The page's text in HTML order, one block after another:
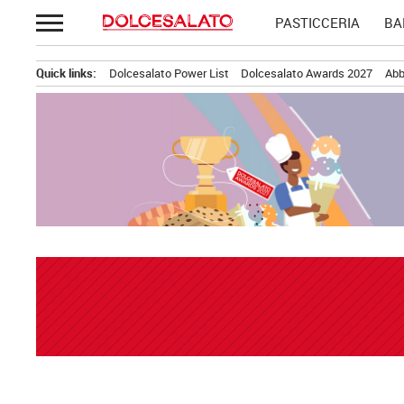
Passa
al
PASTICCERIA
Quick links: Dolcesalato Power List Dolcesalato Awards 2027